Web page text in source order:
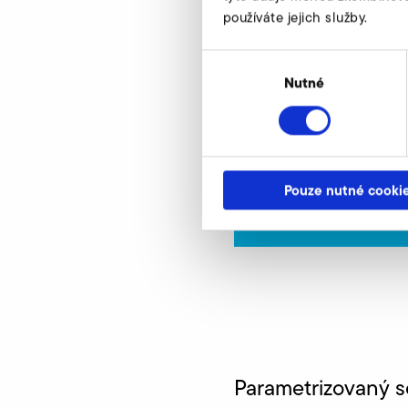
používáte jejich služby.
Nutné
Pouze nutné
USB-
Vores eksperter
Parametrizovaný